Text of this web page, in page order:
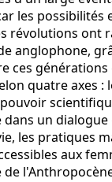
les possibilités
révolutions ont
anglophone,
ces générations
quatre axes :
un dialogue
les pratiques
aux